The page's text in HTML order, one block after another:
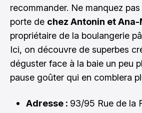
recommander. Ne manquez
porte de chez Antonin et
propriétaire de la boulangerie
Ici, on découvre de superbes
déguster face à la baie un peu
pause goûter qui en comblera
Adresse : 93/95 Rue de la